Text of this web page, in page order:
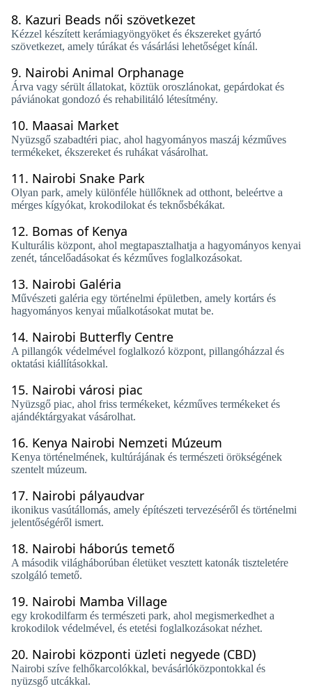
8. Kazuri Beads női szövetkezet
Kézzel készített kerámiagyöngyöket és ékszereket gyártó
szövetkezet, amely túrákat és vásárlási lehetőséget kínál.
9. Nairobi Animal Orphanage
Árva vagy sérült állatokat, köztük oroszlánokat, gepárdokat és
páviánokat gondozó és rehabilitáló létesítmény.
10. Maasai Market
Nyüzsgő szabadtéri piac, ahol hagyományos maszáj kézműves
termékeket, ékszereket és ruhákat vásárolhat.
11. Nairobi Snake Park
Olyan park, amely különféle hüllőknek ad otthont, beleértve a
mérges kígyókat, krokodilokat és teknősbékákat.
12. Bomas of Kenya
Kulturális központ, ahol megtapasztalhatja a hagyományos kenyai
zenét, táncelőadásokat és kézműves foglalkozásokat.
13. Nairobi Galéria
Művészeti galéria egy történelmi épületben, amely kortárs és
hagyományos kenyai műalkotásokat mutat be.
14. Nairobi Butterfly Centre
A pillangók védelmével foglalkozó központ, pillangóházzal és
oktatási kiállításokkal.
15. Nairobi városi piac
Nyüzsgő piac, ahol friss termékeket, kézműves termékeket és
ajándéktárgyakat vásárolhat.
16. Kenya Nairobi Nemzeti Múzeum
Kenya történelmének, kultúrájának és természeti örökségének
szentelt múzeum.
17. Nairobi pályaudvar
ikonikus vasútállomás, amely építészeti tervezéséről és történelmi
jelentőségéről ismert.
18. Nairobi háborús temető
A második világháborúban életüket vesztett katonák tiszteletére
szolgáló temető.
19. Nairobi Mamba Village
egy krokodilfarm és természeti park, ahol megismerkedhet a
krokodilok védelmével, és etetési foglalkozásokat nézhet.
20. Nairobi központi üzleti negyede (CBD)
Nairobi szíve felhőkarcolókkal, bevásárlóközpontokkal és
nyüzsgő utcákkal.